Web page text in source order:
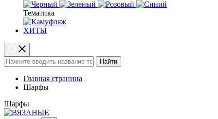
Тематика
ХИТЫ
Найти
Главная страница
Шарфы
Шарфы